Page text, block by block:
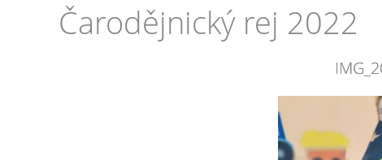
Čarodějnický rej 2022